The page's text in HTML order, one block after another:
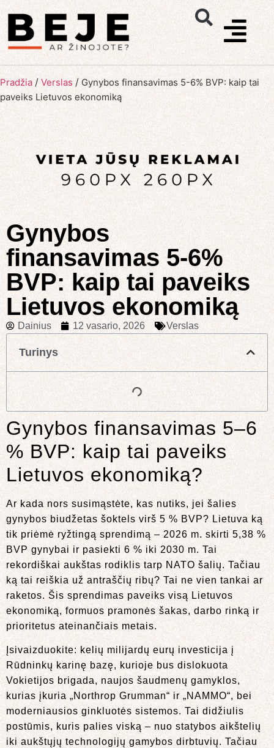
Pradžia / Verslas / Gynybos finansavimas 5-6% BVP: kaip tai
paveiks Lietuvos ekonomiką
Gynybos
finansavimas 5-6%
BVP: kaip tai paveiks
Lietuvos ekonomiką
Dainius 12 vasario, 2026 Verslas
Turinys
Gynybos finansavimas 5–6
% BVP: kaip tai paveiks
Lietuvos ekonomiką?
Ar kada nors susimąstėte, kas nutiks, jei šalies
gynybos biudžetas šoktels virš 5 % BVP? Lietuva ką
tik priėmė ryžtingą sprendimą – 2026 m. skirti 5,38 %
BVP gynybai ir pasiekti 6 % iki 2030 m. Tai
rekordiškai aukštas rodiklis tarp NATO šalių. Tačiau
ką tai reiškia už antraščių ribų? Tai ne vien tankai ar
raketos. Šis sprendimas paveiks visą Lietuvos
ekonomiką, formuos pramonės šakas, darbo rinką ir
prioritetus ateinančiais metais.
Įsivaizduokite: kelių milijardų eurų investicija į
Rūdninkų karinę bazę, kurioje bus dislokuota
Vokietijos brigada, naujos šaudmenų gamyklos,
kurias įkuria „Northrop Grumman“ ir „NAMMO“, bei
moderniausios ginkluotės sistemos. Tai didžiulis
postūmis, kuris palies viską – nuo statybos aikštelių
iki aukštųjų technologijų gamybos dirbtuvių. Tačiau